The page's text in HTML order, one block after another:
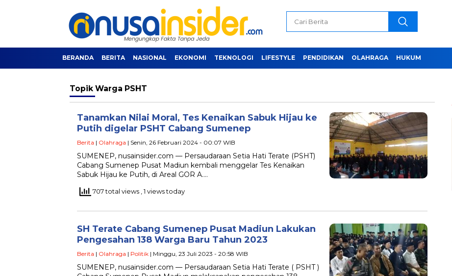
BERANDA BERITA NASIONAL EKONOMI TEKNOLOGI LIFESTYLE PENDIDIKAN OLAHRAGA HUKUM
Topik Warga PSHT
Tanamkan Nilai Moral, Tes Kenaikan Sabuk Hijau ke
Putih digelar PSHT Cabang Sumenep
Berita | Olahraga | Senin, 26 Februari 2024 - 00:07 WIB
SUMENEP, nusainsider.com — Persaudaraan Setia Hati Terate (PSHT)
Cabang Sumenep Pusat Madiun kembali menggelar Tes Kenaikan
Sabuk Hijau ke Putih, di Areal GOR A….
707 total views , 1 views today
SH Terate Cabang Sumenep Pusat Madiun Lakukan
Pengesahan 138 Warga Baru Tahun 2023
Berita | Olahraga | Politik | Minggu, 23 Juli 2023 - 20:58 WIB
SUMENEP, nusainsider.com — Persaudaraan Setia Hati Terate ( PSHT )